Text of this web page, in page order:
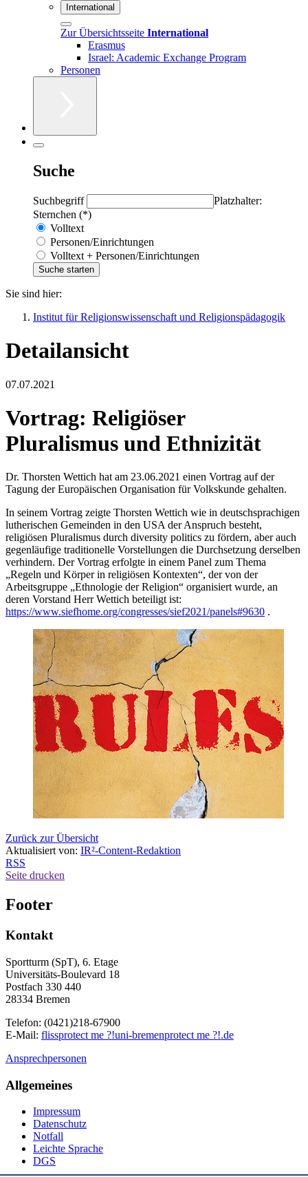
International
Zur Übersichtsseite International
Erasmus
Israel: Academic Exchange Program
Personen
Suche
Suchbegriff
Platzhalter:
Sternchen (*)
Volltext
Personen/Einrichtungen
Volltext + Personen/Einrichtungen
Sie sind hier:
Institut für Religionswissenschaft und Religionspädagogik
Detailansicht
07.07.2021
Vortrag: Religiöser
Pluralismus und Ethnizität
Dr. Thorsten Wettich hat am 23.06.2021 einen Vortrag auf der
Tagung der Europäischen Organisation für Volkskunde gehalten.
In seinem Vortrag zeigte Thorsten Wettich wie in deutschsprachigen
lutherischen Gemeinden in den USA der Anspruch besteht,
religiösen Pluralismus durch diversity politics zu fördern, aber auch
gegenläufige traditionelle Vorstellungen die Durchsetzung derselben
verhindern. Der Vortrag erfolgte in einem Panel zum Thema
„Regeln und Körper in religiösen Kontexten“, der von der
Arbeitsgruppe „Ethnologie der Religion“ organisiert wurde, an
deren Vorstand Herr Wettich beteiligt ist:
https://www.siefhome.org/congresses/sief2021/panels#9630 .
Zurück zur Übersicht
Aktualisiert von: IR²-Content-Redaktion
RSS
Seite drucken
Footer
Kontakt
Sportturm (SpT), 6. Etage
Universitäts-Boulevard 18
Postfach 330 440
28334 Bremen
Telefon: (0421)218-67900
E-Mail: flissprotect me ?!uni-bremenprotect me ?!.de
Ansprechpersonen
Allgemeines
Impressum
Datenschutz
Notfall
Leichte Sprache
DGS